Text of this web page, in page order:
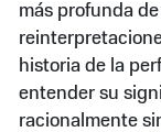
más profunda
historia de la
entender su
racionalmente